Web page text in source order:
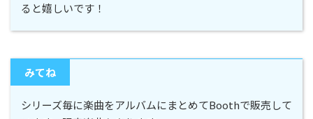
ると嬉しいです！
みてね
シリーズ毎に楽曲をアルバムにまとめてBoothで販売して